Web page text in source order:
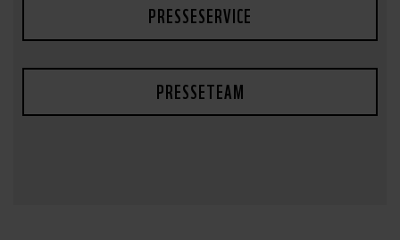
PRESSESERVICE
PRESSETEAM